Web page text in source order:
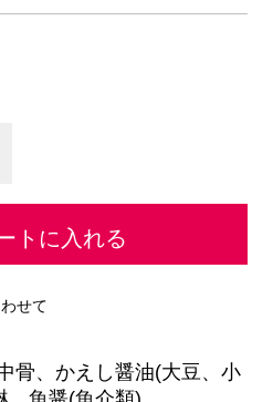
トに入れる
せて
骨、かえし醤油(大豆、小